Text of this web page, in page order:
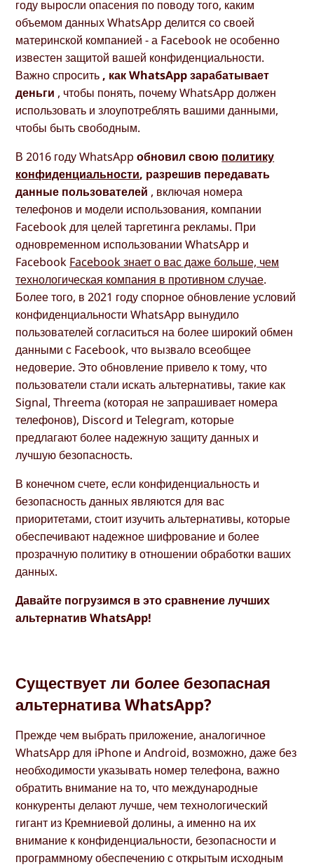
году выросли опасения по поводу того, каким
объемом данных WhatsApp делится со своей
материнской компанией - а Facebook не особенно
известен защитой вашей конфиденциальности.
Важно спросить , как WhatsApp зарабатывает
деньги , чтобы понять, почему WhatsApp должен
использовать и злоупотреблять вашими данными,
чтобы быть свободным.
В 2016 году WhatsAppобновил свою политику
конфиденциальности, разрешив передавать
данные пользователей , включая номера
телефонов и модели использования, компании
Facebook для целей таргетинга рекламы. При
одновременном использовании WhatsApp и
Facebook Facebook знает о вас даже больше, чем
технологическая компания в противном случае.
Более того, в 2021 году спорное обновление условий
конфиденциальности WhatsApp вынудило
пользователей согласиться на более широкий обмен
данными с Facebook, что вызвало всеобщее
недоверие. Это обновление привело к тому, что
пользователи стали искать альтернативы, такие как
Signal, Threema (которая не запрашивает номера
телефонов), Discord и Telegram, которые
предлагают более надежную защиту данных и
лучшую безопасность.
В конечном счете, если конфиденциальность и
безопасность данных являются для вас
приоритетами, стоит изучить альтернативы, которые
обеспечивают надежное шифрование и более
прозрачную политику в отношении обработки ваших
данных.
Давайте погрузимся в это сравнение лучших
альтернатив WhatsApp!
Существует ли более безопасная
альтернатива WhatsApp?
Прежде чем выбрать приложение, аналогичное
WhatsApp для iPhone и Android, возможно, даже без
необходимости указывать номер телефона, важно
обратить внимание на то, что международные
конкуренты делают лучше, чем технологический
гигант из Кремниевой долины, а именно на их
внимание к конфиденциальности, безопасности и
программному обеспечению с открытым исходным